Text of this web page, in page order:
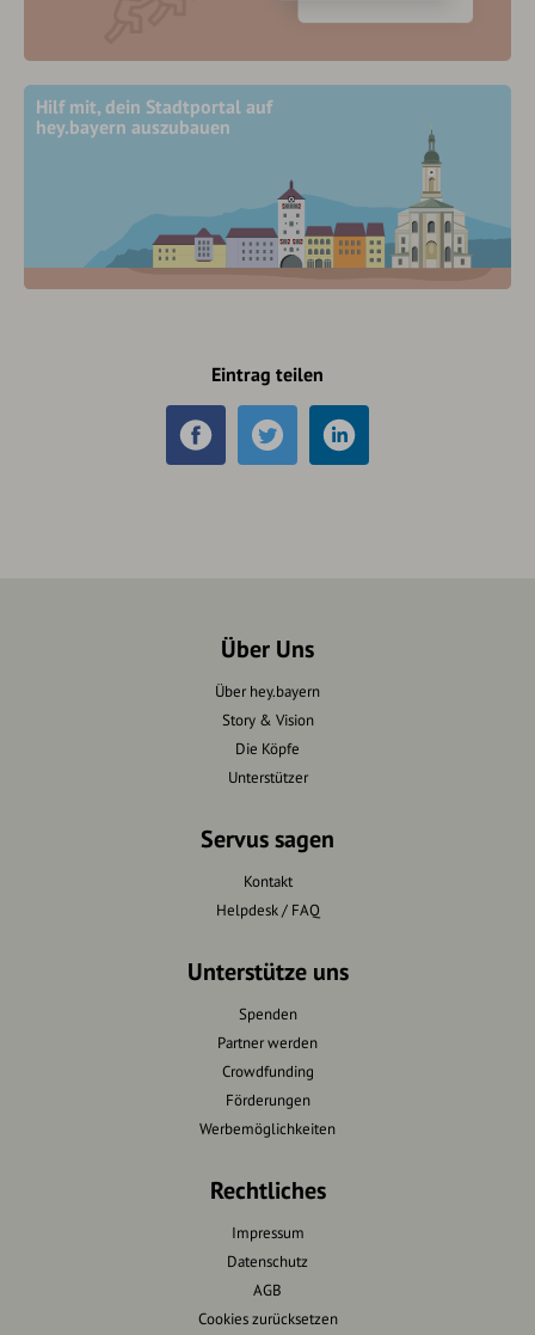
Hilf mit, dein Stadtportal auf
hey.bayern auszubauen
Eintrag teilen
Über Uns
Über hey.bayern
Story & Vision
Die Köpfe
Unterstützer
Servus sagen
Kontakt
Helpdesk / FAQ
Unterstütze uns
Spenden
Partner werden
Crowdfunding
Förderungen
Werbemöglichkeiten
Rechtliches
Impressum
Datenschutz
AGB
Cookies zurücksetzen